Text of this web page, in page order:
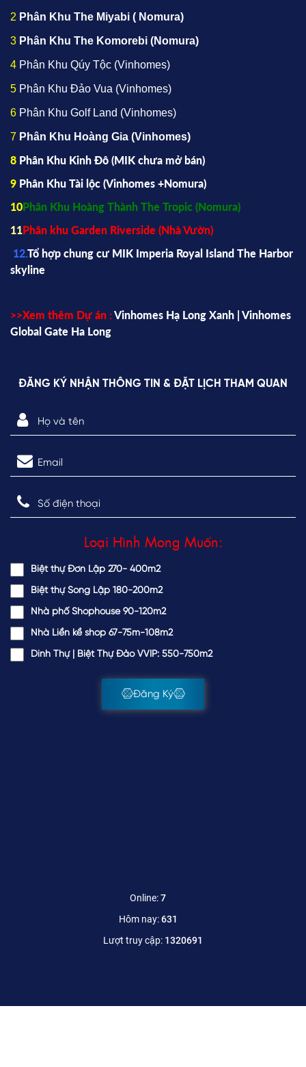
2 Phân Khu The Miyabi ( Nomura)
3 Phân Khu The Komorebi (Nomura)
4 Phân Khu Qúy Tộc (Vinhomes)
5 Phân Khu Đảo Vua (Vinhomes)
6 Phân Khu Golf Land (Vinhomes)
7 Phân Khu Hoàng Gia (Vinhomes)
8 Phân Khu Kinh Đô (MIK chưa mở bán)
9 Phân Khu Tài lộc (Vinhomes +Nomura)
10Phân Khu Hoàng Thành The Tropic (Nomura)
11Phân khu Garden Riverside (Nhà Vườn)
12.Tổ hợp chung cư MIK Imperia Royal Island The Harbor
skyline
>>Xem thêm Dự án :Vinhomes Hạ Long Xanh | Vinhomes
Global Gate Ha Long
ĐĂNG KÝ NHẬN THÔNG TIN & ĐẶT LỊCH THAM QUAN
Loại Hình Mong Muốn:
Biệt thự Đơn Lập 270- 400m2
Biệt thự Song Lập 180-200m2
Nhà phố Shophouse 90-120m2
Nhà Liền kề shop 67-75m-108m2
Dinh Thự | Biệt Thự Đảo VVIP: 550-750m2
Đăng Ký
Online:7
Hôm nay:631
Lượt truy cập: 1320691